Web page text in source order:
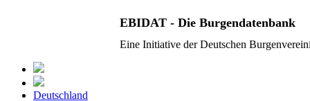
EBIDAT - Die Burgendatenbank
Eine Initiative der Deutschen
Deutschland